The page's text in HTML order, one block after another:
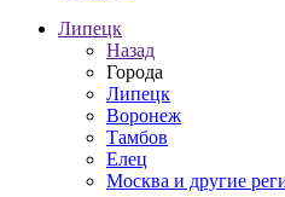
Липецк
Назад
Города
Липецк
Воронеж
Тамбов
Елец
Москва и другие